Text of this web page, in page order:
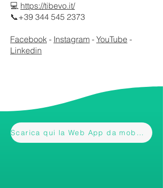
💻 https://tibevo.it/
📞+39 344 545 2373
Facebook - Instagram - YouTube -
Linkedin
Scarica qui la Web App da mobile